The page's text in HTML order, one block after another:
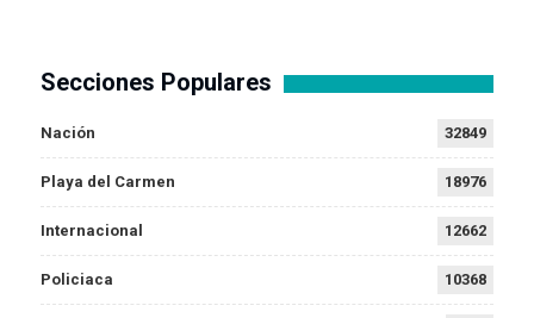
Secciones Populares
Nación 32849
Playa del Carmen 18976
Internacional 12662
Policiaca 10368